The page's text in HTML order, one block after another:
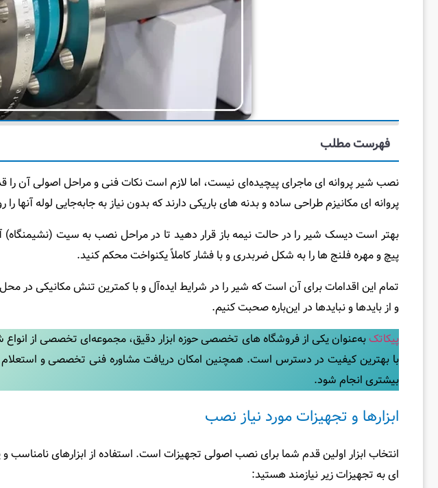
فهرست مطلب
نصب شیر پروانه ای ماجرای پیچیده‌ای نیست، اما لازم است نکات فنی و مراحل اصولی آن
پروانه ای مکانیزم طراحی ساده و بدنه‌ های باریکی دارند که بدون نیاز به جابه‌جایی لوله‌
بهتر است دیسک شیر را در حالت نیمه‌ باز قرار دهید تا در مراحل نصب به سیت
پیچ و مهره فلنج‌ ها را به شکل ضربدری و با فشار کاملاً یکنواخت محکم کنید.
تمام این اقدامات برای آن است که شیر را در شرایط ایده‌آل و با کمترین تنش مکانیکی در
و از بایدها و نبایدها در این‌باره صحبت کنیم.
پیکاتکبه‌عنوان یکی از فروشگاه‌ های تخصصی حوزه ابزار دقیق، مجموعه‌ای تخصصی از انواع
با بهترین کیفیت در دسترس است. همچنین امکان دریافت مشاوره فنی تخصصی و
بیشتری انجام شود.
ابزارها و تجهیزات مورد نیاز نصب
انتخاب ابزار اولین قدم شما برای نصب اصولی تجهیزات است. استفاده از ابزارهای نامناسب
ای به تجهیزات زیر نیازمند هستید: